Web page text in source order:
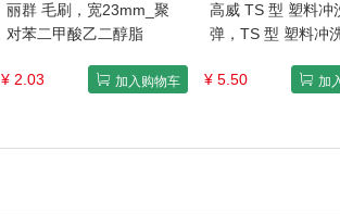
丽群 毛刷，宽23mm_聚
对苯二甲酸乙二醇脂
¥ 2.03 加入购物车
高威 TS 型 塑料冲
弹，TS 型 塑料冲洗
¥ 5.50
加